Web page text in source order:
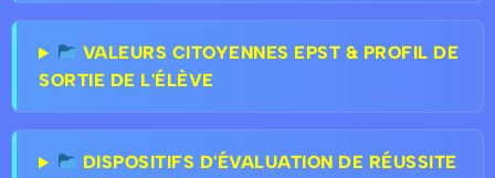
VALEURS CITOYENNES EPST & PROFIL DE
SORTIE DE L'ÉLÈVE
DISPOSITIFS D'ÉVALUATION DE RÉUSSITE